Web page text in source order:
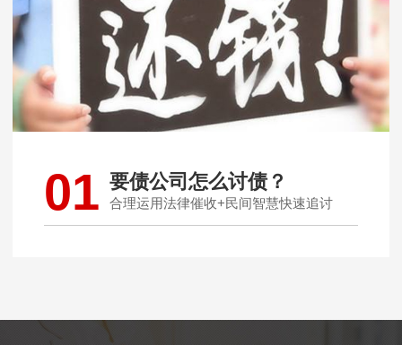
01 要债公司怎么讨债？
合理运用法律催收+民间智慧快速追讨